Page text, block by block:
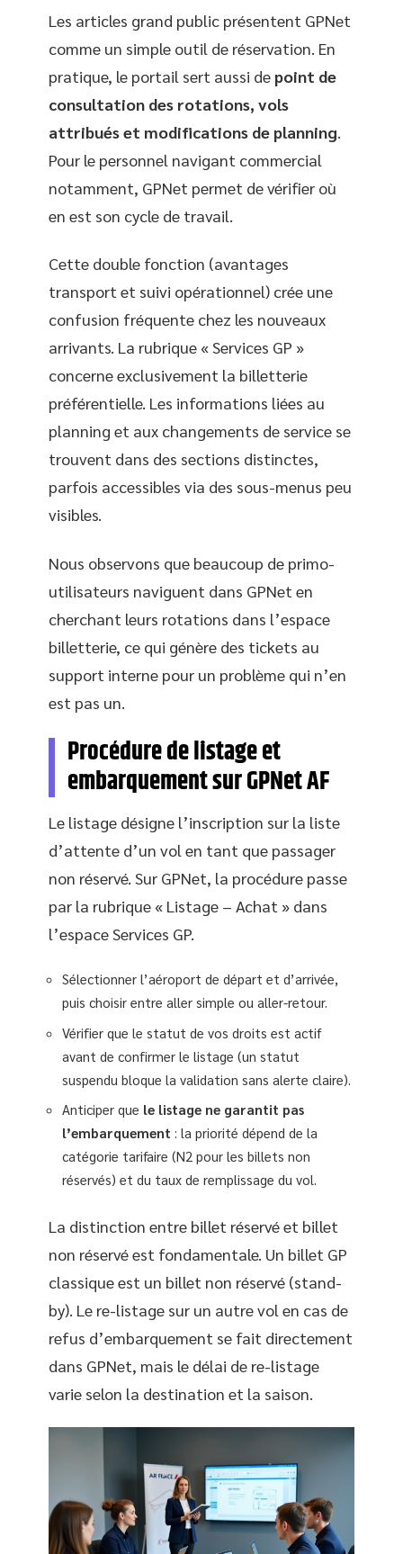
Les articles grand public présentent GPNet
comme un simple outil de réservation. En
pratique, le portail sert aussi de point de
consultation des rotations, vols
attribués et modifications de planning.
Pour le personnel navigant commercial
notamment, GPNet permet de vérifier où
en est son cycle de travail.
Cette double fonction (avantages
transport et suivi opérationnel) crée une
confusion fréquente chez les nouveaux
arrivants. La rubrique « Services GP »
concerne exclusivement la billetterie
préférentielle. Les informations liées au
planning et aux changements de service se
trouvent dans des sections distinctes,
parfois accessibles via des sous-menus peu
visibles.
Nous observons que beaucoup de primo-
utilisateurs naviguent dans GPNet en
cherchant leurs rotations dans l’espace
billetterie, ce qui génère des tickets au
support interne pour un problème qui n’en
est pas un.
Procédure de listage et
embarquement sur GPNet AF
Le listage désigne l’inscription sur la liste
d’attente d’un vol en tant que passager
non réservé. Sur GPNet, la procédure passe
par la rubrique « Listage – Achat » dans
l’espace Services GP.
Sélectionner l’aéroport de départ et d’arrivée,
puis choisir entre aller simple ou aller-retour.
Vérifier que le statut de vos droits est actif
avant de confirmer le listage (un statut
suspendu bloque la validation sans alerte claire).
Anticiper que le listage ne garantit pas
l’embarquement : la priorité dépend de la
catégorie tarifaire (N2 pour les billets non
réservés) et du taux de remplissage du vol.
La distinction entre billet réservé et billet
non réservé est fondamentale. Un billet GP
classique est un billet non réservé (stand-
by). Le re-listage sur un autre vol en cas de
refus d’embarquement se fait directement
dans GPNet, mais le délai de re-listage
varie selon la destination et la saison.